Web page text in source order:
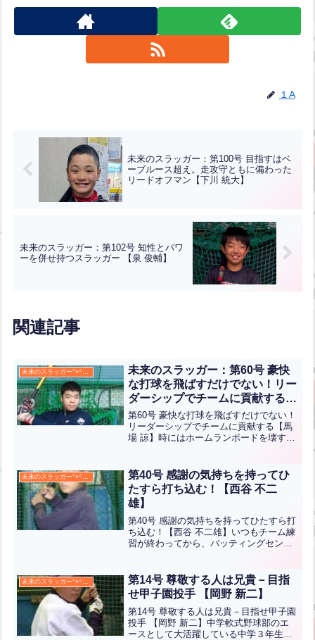
１A
未来のスラッガー：第100号 目指すはベ
ーブルース超え。走攻守ともに備わった
リードオフマン【下川 統大】
未来のスラッガー：第102号 知性とパワ
ーを併せ持つスラッガー 【泉 俊輔】
関連記事
未来のスラッガー°⌖꙳✧˖°
未来のスラッガー：第60号 豪快
な打球を飛ばすだけでない！リー
ダーシップでチームに貢献する
【馬場 諒】
第60号 豪快な打球を飛ばすだけでない！
リーダーシップでチームに貢献する【馬
場 諒】時にはホームランボードを壊すぐ
ているのかを考えながらバッティングを
しています。 今...全文はクリック
未来のスラッガー°⌖꙳✧˖°
第40号 感謝の気持ちを持ってひ
たすら打ち込む！【西谷 不二
雄】
第40号 感謝の気持ちを持ってひたすら打
ち込む！【西谷 不二雄】いつもチーム練
習が終わってから、バッティングセンタ
ィングセンターで打ち込みできることに
感謝しながら頑張っ...全文はクリック
未来のスラッガー°⌖꙳✧˖°
第14号 尊敬する人は兄貴－目指
せ甲子園投手 【岡野 新二】
第14号 尊敬する人は兄貴－目指せ甲子園
投手 【岡野 新二】中学軟式野球部のエ
ースとして大活躍している中学３年生の